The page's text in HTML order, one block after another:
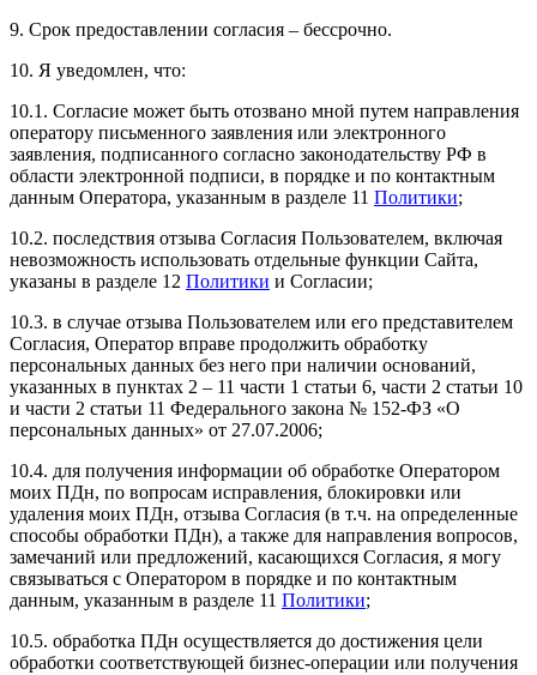
9. Срок предоставлении согласия – бессрочно.
10. Я уведомлен, что:
10.1. Согласие может быть отозвано мной путем направления
оператору письменного заявления или электронного
заявления, подписанного согласно законодательству РФ в
области электронной подписи, в порядке и по контактным
данным Оператора, указанным в разделе 11 Политики;
10.2. последствия отзыва Согласия Пользователем, включая
невозможность использовать отдельные функции Сайта,
указаны в разделе 12 Политики и Согласии;
10.3. в случае отзыва Пользователем или его представителем
Согласия, Оператор вправе продолжить обработку
персональных данных без него при наличии оснований,
указанных в пунктах 2 – 11 части 1 статьи 6, части 2 статьи 10
и части 2 статьи 11 Федерального закона № 152-ФЗ «О
персональных данных» от 27.07.2006;
10.4. для получения информации об обработке Оператором
моих ПДн, по вопросам исправления, блокировки или
удаления моих ПДн, отзыва Согласия (в т.ч. на определенные
способы обработки ПДн), а также для направления вопросов,
замечаний или предложений, касающихся Согласия, я могу
связываться с Оператором в порядке и по контактным
данным, указанным в разделе 11 Политики;
10.5. обработка ПДн осуществляется до достижения цели
обработки соответствующей бизнес-операции или получения